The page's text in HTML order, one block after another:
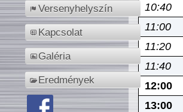
Versenyhelyszín
Kapcsolat
Galéria
Eredmények
10:40
11:00
11:20
11:40
12:00
13:00